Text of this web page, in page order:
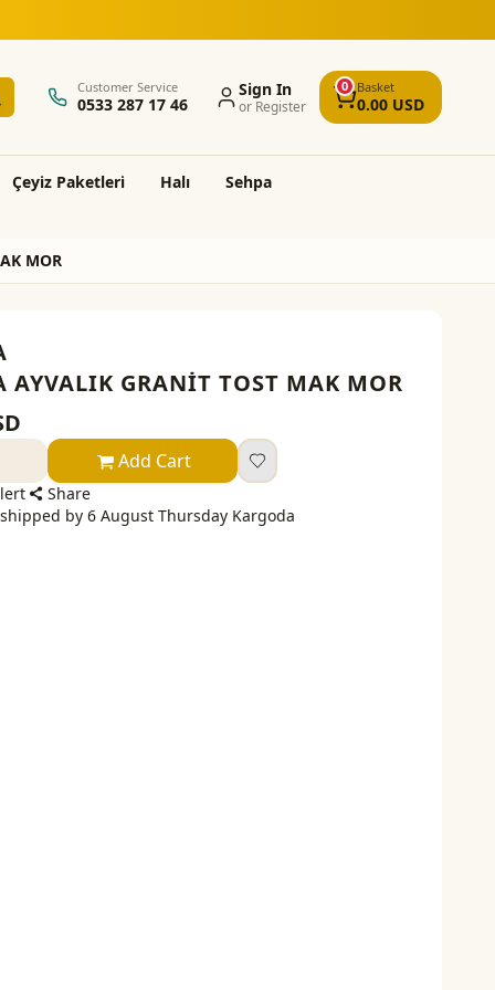
Customer Service
0533 287 17 46
Sign In
or Register
0 Basket
0.00USD
Çeyi̇z Paketleri̇ Halı Sehpa
MOR
AYVALIK GRANİT TOST MAK MOR
Add Cart
Share
by 6 August Thursday Kargoda